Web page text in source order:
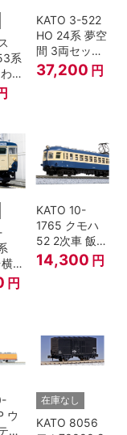
系
KATO 3-522
HO 24系 夢空
間 3両セット
HOゲージ
37,200 円
須
速
セ
円
KATO 10-
1765 クモハ
52 2次車 飯田
線 4両セット
Nゲージ
14,300 円
ウ
ン
在庫なし
KATO 8056